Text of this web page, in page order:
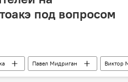
под вопросом
Павел Мидриган
Виктор